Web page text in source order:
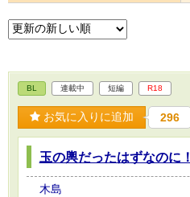
BL 連載中 短編 R18
お気に入りに追加 296
玉の輿だったはずなのに！
木島